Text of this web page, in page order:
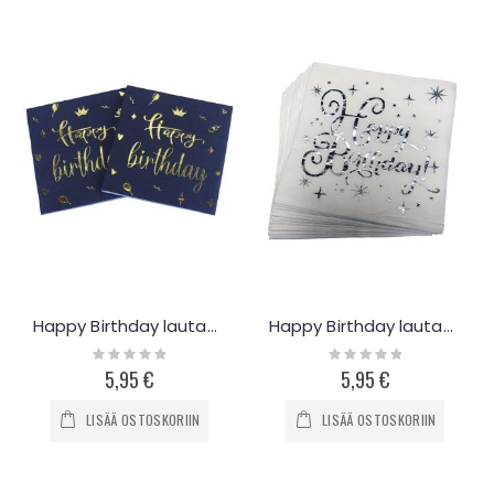
Happy Birthday lautasliinat 20kpl - sinikulta
Rating:
0%5,95 €
LISÄÄ OSTOSKORIIN
Happy Birthday lautasliinat 20kpl - valkoinen-hopea
Rating:
0%5,95 €
LISÄÄ OSTOSKORIIN